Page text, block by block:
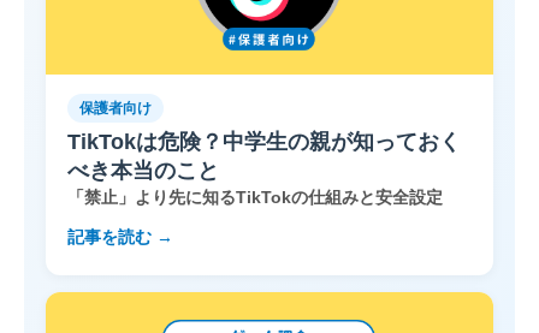
保護者向け
TikTokは危険？中学生の親が知っておく
べき本当のこと
「禁止」より先に知るTikTokの仕組みと安全設定
記事を読む →